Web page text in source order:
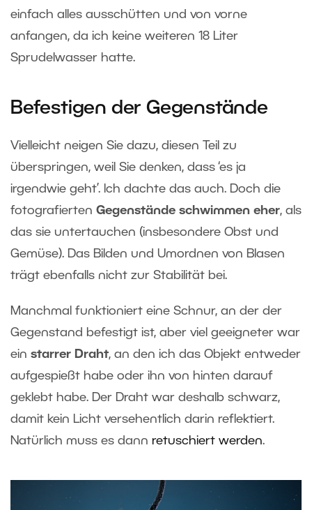
einfach alles ausschütten und von vorne
anfangen, da ich keine weiteren 18 Liter
Sprudelwasser hatte.
Befestigen der Gegenstände
Vielleicht neigen Sie dazu, diesen Teil zu
überspringen, weil Sie denken, dass ‘es ja
irgendwie geht’. Ich dachte das auch. Doch die
fotografierten Gegenstände schwimmen eher, als
das sie untertauchen (insbesondere Obst und
Gemüse). Das Bilden und Umordnen von Blasen
trägt ebenfalls nicht zur Stabilität bei.
Manchmal funktioniert eine Schnur, an der der
Gegenstand befestigt ist, aber viel geeigneter war
ein starrer Draht, an den ich das Objekt entweder
aufgespießt habe oder ihn von hinten darauf
geklebt habe. Der Draht war deshalb schwarz,
damit kein Licht versehentlich darin reflektiert.
Natürlich muss es dann retuschiert werden.